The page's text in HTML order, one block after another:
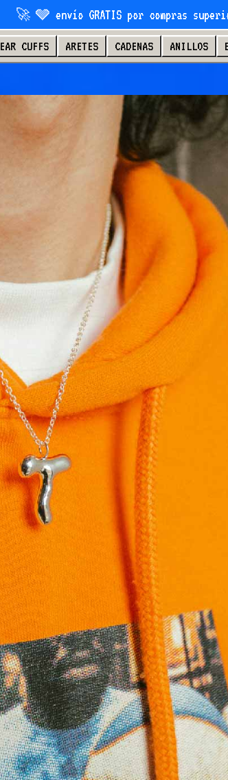
🚀 🩶 envío GRATIS por compras
EAR CUFFS ARETES CADENAS ANILLOS